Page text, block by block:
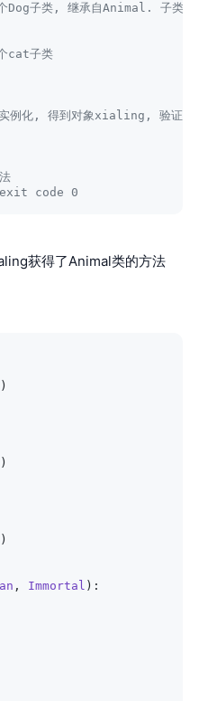
Dog子类, 继承自Animal. 子类能
cat子类
例化, 得到对象xialing, 验证该对
code 0
获得了Animal类的方法
)
)
)
, Immortal ):